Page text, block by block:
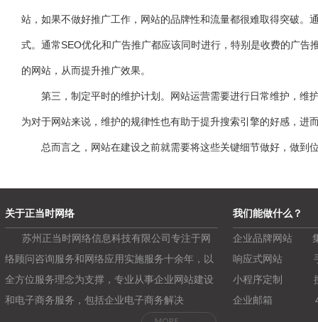
站，如果不做好推广工作，网站的品牌性和流量都很难取得突破
式。通常SEO优化和广告推广都应该同时进行，特别是收费的广
的网站，从而提升推广效果。
第三，制定平时的维护计划。网站运营需要进行日常维护，维
为对于网站来说，维护的规律性也有助于提升搜索引擎的好感，进
总而言之，网站在建设之前就需要将这些关键细节做好，做到
关于正当时网络
苏州正当时网络信息科技有限公司专注于网
络顾问咨询服务和网络应用实施服务十余年，以
全方位服务理念为支撑，专业从事企业网站建设
和电子商务服务，包括企业电子商务解决
我们能做什么？
企业品牌网站
响应式网站
小程序定制
企业邮箱